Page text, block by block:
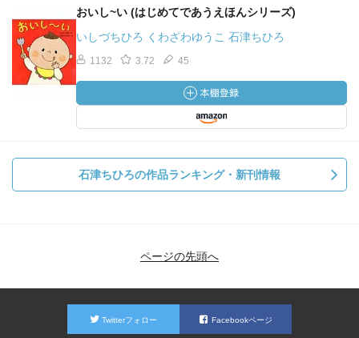
おいし~い (はじめてであうえほんシリーズ)
いしづちひろ くわざわゆうこ 石津ちひろ
1132 3.72 45
石津ちひろの作品ランキング・新刊情報
ページの先頭へ
Twitterフォロー Facebookページ